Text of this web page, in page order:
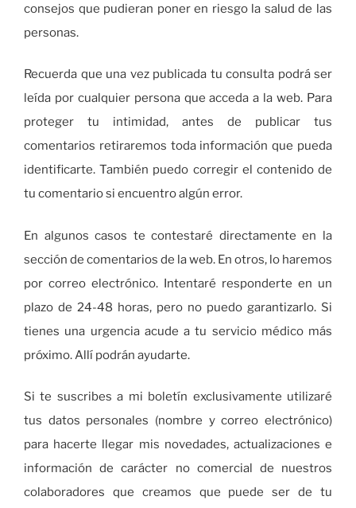
consejos que pudieran poner en riesgo la salud de las
personas.
Recuerda que una vez publicada tu consulta podrá ser
leída por cualquier persona que acceda a la web. Para
proteger tu intimidad, antes de publicar tus
comentarios retiraremos toda información que pueda
identificarte. También puedo corregir el contenido de
tu comentario si encuentro algún error.
En algunos casos te contestaré directamente en la
sección de comentarios de la web. En otros, lo haremos
por correo electrónico. Intentaré responderte en un
plazo de 24-48 horas, pero no puedo garantizarlo. Si
tienes una urgencia acude a tu servicio médico más
próximo. Allí podrán ayudarte.
Si te suscribes a mi boletín exclusivamente utilizaré
tus datos personales (nombre y correo electrónico)
para hacerte llegar mis novedades, actualizaciones e
información de carácter no comercial de nuestros
colaboradores que creamos que puede ser de tu